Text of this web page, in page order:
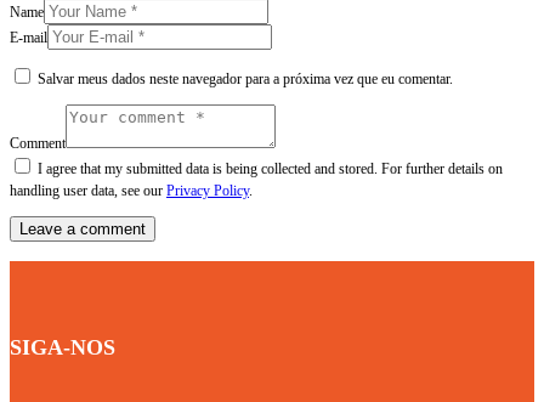
Name
E-mail
Salvar meus dados neste navegador para a próxima vez que eu comentar.
Comment
I agree that my submitted data is being collected and stored. For further details on
handling user data, see our Privacy Policy.
SIGA-NOS